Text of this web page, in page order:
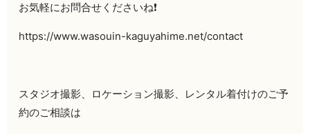
お気軽にお問合せくださいね❗️
https://www.wasouin-kaguyahime.net/contact
スタジオ撮影、ロケーション撮影、レンタル着付けのご予
約のご相談は